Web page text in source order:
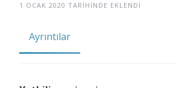
1 OCAK 2020 TARIHINDE EKLENDI
Ayrıntılar